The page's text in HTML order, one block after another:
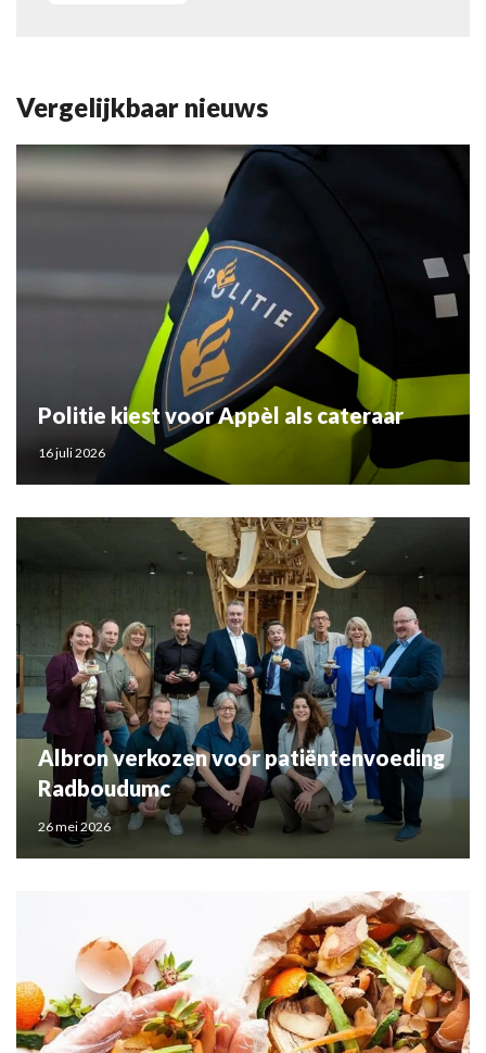
Vergelijkbaar nieuws
Politie kiest voor Appèl als cateraar
16 juli 2026
Albron verkozen voor patiëntenvoeding
Radboudumc
26 mei 2026